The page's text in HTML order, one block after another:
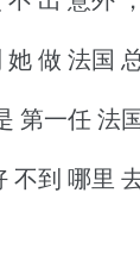
做 法国 总
第一任 法
不到 哪里